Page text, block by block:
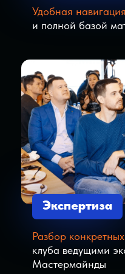
В
Новый уровень в деньгах,
окружении, качестве
Хочу — это то, кто мы на
верим и что делаем
настоящим. Это то, что
души. Это наши
увлечения, глубоко
желания — неизбежные,
необъяснимые. В отличие
соглашается на
Хочу появляется, когда
соответствовать
направляемся навстречу
это позволяет раскрывать
Хочу — лучший выбор,
сделать в